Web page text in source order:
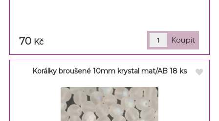
70 Kč
Korálky broušené 10mm krystal mat/AB 18 ks